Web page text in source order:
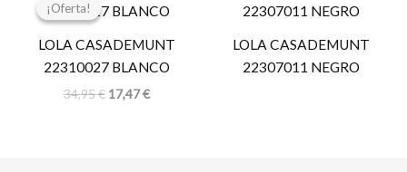
¡Oferta!
¡Oferta!
LOLA CASADEMUNT
22310027 BLANCO
34,95€
original
34,95 €.
17,47€
actual
17,47 €.
LOLA CASADEMUNT
22307011 NEGRO